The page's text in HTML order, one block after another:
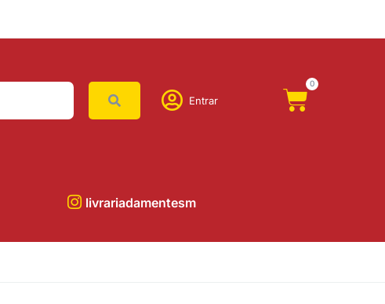
Entrar
0
livrariadamentesm